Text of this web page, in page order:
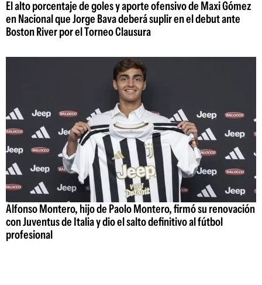
El alto porcentaje de goles y aporte ofensivo de Maxi Gómez
en Nacional que Jorge Bava deberá suplir en el debut ante
Boston River por el Torneo Clausura
Alfonso Montero, hijo de Paolo Montero, firmó su renovación
con Juventus de Italia y dio el salto definitivo al fútbol
profesional